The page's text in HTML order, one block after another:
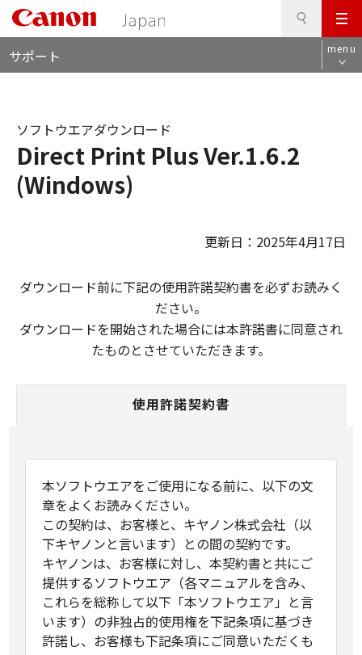
メ
ニ
ュ
サポート menu
Direct Print Plus Ver.1.6.2
(Windows)
ソフトウエアダウンロード
更新日：2025年4月17日
ダウンロード前に下記の使用許諾契約書を必ずお読みく
ださい。
ダウンロードを開始された場合には本許諾書に同意され
たものとさせていただきます。
使用許諾契約書
本ソフトウエアをご使用になる前に、以下の文
章をよくお読みください。
この契約は、お客様と、キヤノン株式会社（以
下キヤノンと言います）との間の契約です。
キヤノンは、お客様に対し、本契約書と共にご
提供するソフトウエア（各マニュアルを含み、
これらを総称して以下「本ソフトウエア」と言
います）の非独占的使用権を下記条項に基づき
許諾し、お客様も下記条項にご同意いただくも